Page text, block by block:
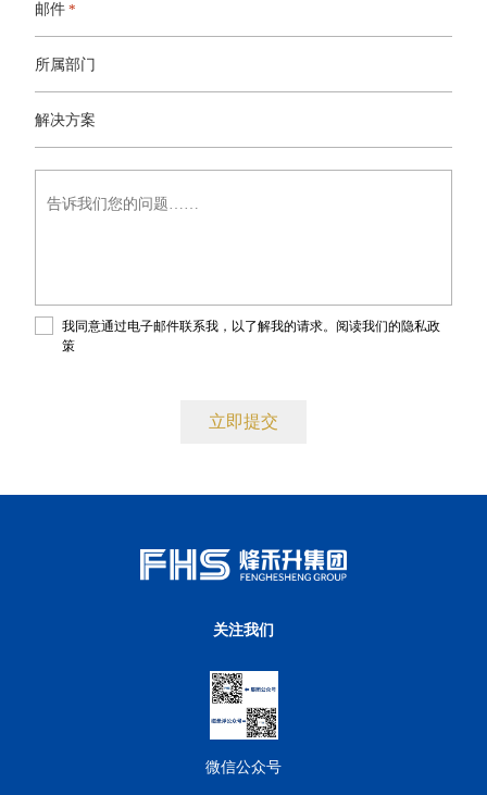
邮件 *
所属部门
决
方
案
解决方案
诉
们
我同意通过电子邮件联系我，以了解我的请求。阅读我们的隐私政
策
。
关注我们
微信公众号